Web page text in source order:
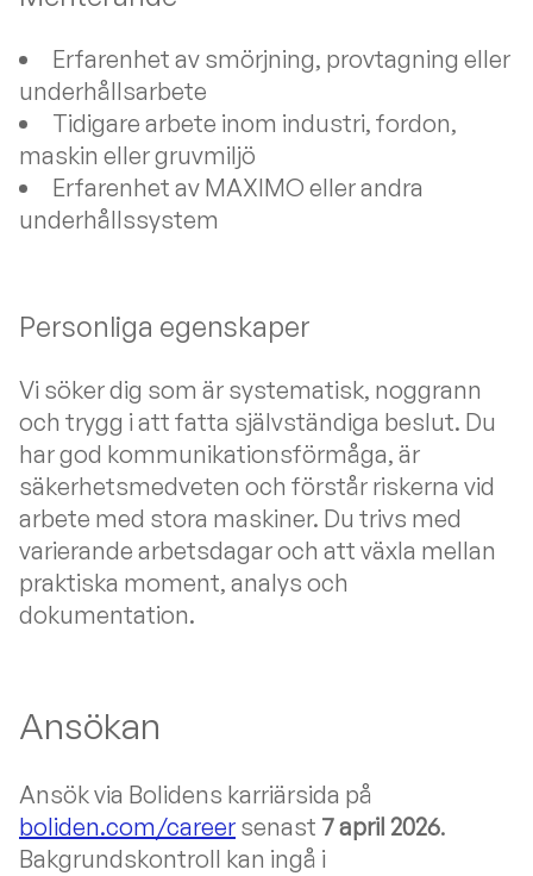
Erfarenhet av smörjning, provtagning eller
underhållsarbete
Tidigare arbete inom industri, fordon,
maskin eller gruvmiljö
Erfarenhet av MAXIMO eller andra
underhållssystem
Personliga egenskaper
Vi söker dig som är systematisk, noggrann
och trygg i att fatta självständiga beslut. Du
har god kommunikationsförmåga, är
säkerhetsmedveten och förstår riskerna vid
arbete med stora maskiner. Du trivs med
varierande arbetsdagar och att växla mellan
praktiska moment, analys och
dokumentation.
Ansökan
Ansök via Bolidens karriärsida på
boliden.com/career senast 7 april 2026.
Bakgrundskontroll kan ingå i